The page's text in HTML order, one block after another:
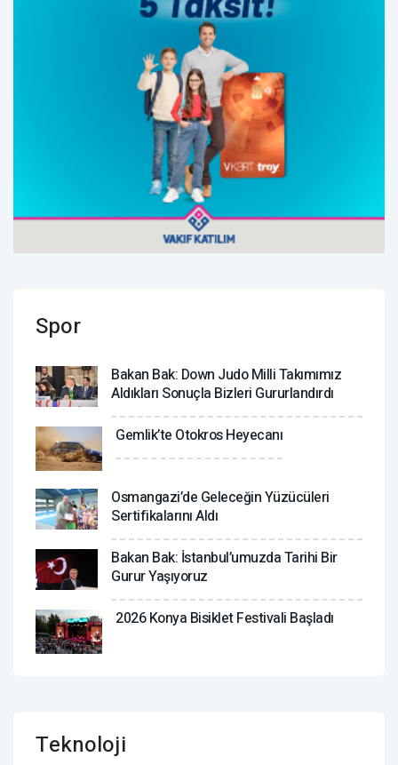
Spor
Bakan Bak: Down Judo Milli Takımımız
Aldıkları Sonuçla Bizleri Gururlandırdı
Gemlik’te Otokros Heyecanı
Osmangazi’de Geleceğin Yüzücüleri
Sertifikalarını Aldı
Bakan Bak: İstanbul’umuzda Tarihi Bir
Gurur Yaşıyoruz
2026 Konya Bisiklet Festivali Başladı
Teknoloji